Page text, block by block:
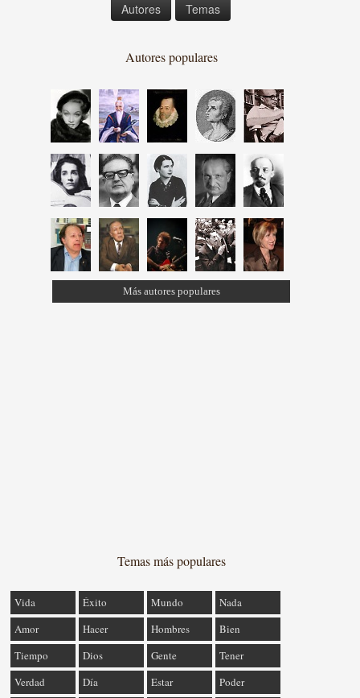
Autores Temas
Autores populares
Más autores populares
Temas más populares
Vida Éxito Mundo
Nada
Amor
Hacer Hombres
Bien
Tiempo
Dios Gente
Tener
Verdad
Día Estar Poder